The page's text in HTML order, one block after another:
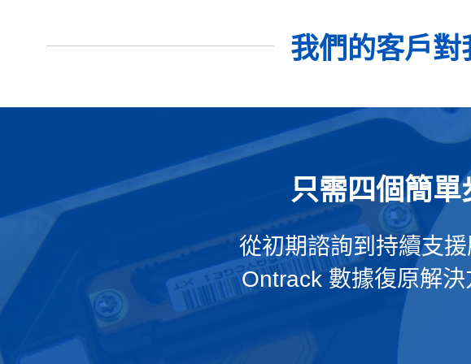
我們的客戶
只需四個簡單
從初期諮詢到持續支
Ontrack 數據復原解